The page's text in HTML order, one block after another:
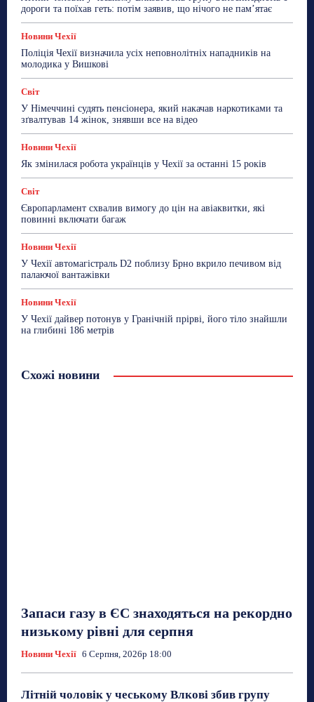
дороги та поїхав геть: потім заявив, що нічого не пам’ятає
Новини Чехії
Поліція Чехії визначила усіх неповнолітніх нападників на
молодика у Вишкові
Світ
У Німеччині судять пенсіонера, який накачав наркотиками та
зґвалтував 14 жінок, знявши все на відео
Новини Чехії
Як змінилася робота українців у Чехії за останні 15 років
Світ
Європарламент схвалив вимогу до цін на авіаквитки, які
повинні включати багаж
Новини Чехії
У Чехії автомагістраль D2 поблизу Брно вкрило печивом від
палаючої вантажівки
Новини Чехії
У Чехії дайвер потонув у Гранічній прірві, його тіло знайшли
на глибині 186 метрів
Схожі новини
Запаси газу в ЄС знаходяться на рекордно
низькому рівні для серпня
Новини Чехії 6 Серпня, 2026р 18:00
Літній чоловік у чеському Влкові збив групу